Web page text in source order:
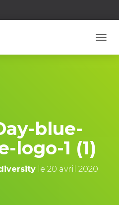
É
blue-
logo-1 (1)
le 20 avril 2020